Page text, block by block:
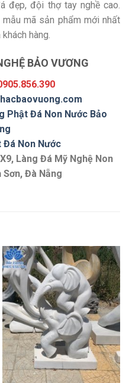
đẹp, đội thợ tay nghề cao.
mã sản phẩm mới nhất
hàng.
BẢO VƯƠNG
Phật Đá Non Nước Bảo
Đá Non Nước
Làng Đá Mỹ Nghệ Non
Sơn, Đà Nẵng